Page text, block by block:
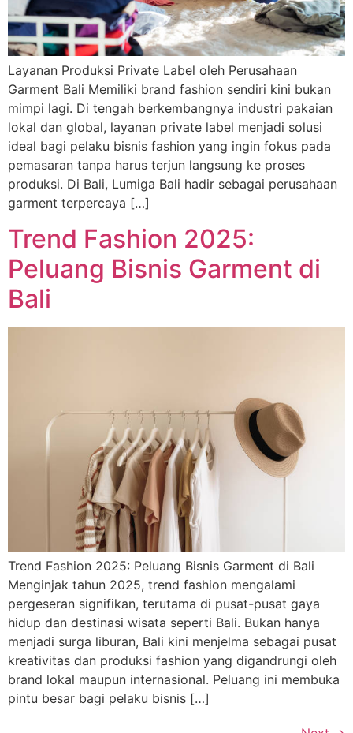
Layanan Produksi Private Label oleh Perusahaan
Garment Bali Memiliki brand fashion sendiri kini bukan
mimpi lagi. Di tengah berkembangnya industri pakaian
lokal dan global, layanan private label menjadi solusi
ideal bagi pelaku bisnis fashion yang ingin fokus pada
pemasaran tanpa harus terjun langsung ke proses
produksi. Di Bali, Lumiga Bali hadir sebagai perusahaan
garment terpercaya […]
Trend Fashion 2025:
Peluang Bisnis Garment di
Bali
Trend Fashion 2025: Peluang Bisnis Garment di Bali
Menginjak tahun 2025, trend fashion mengalami
pergeseran signifikan, terutama di pusat-pusat gaya
hidup dan destinasi wisata seperti Bali. Bukan hanya
menjadi surga liburan, Bali kini menjelma sebagai pusat
kreativitas dan produksi fashion yang digandrungi oleh
brand lokal maupun internasional. Peluang ini membuka
pintu besar bagi pelaku bisnis […]